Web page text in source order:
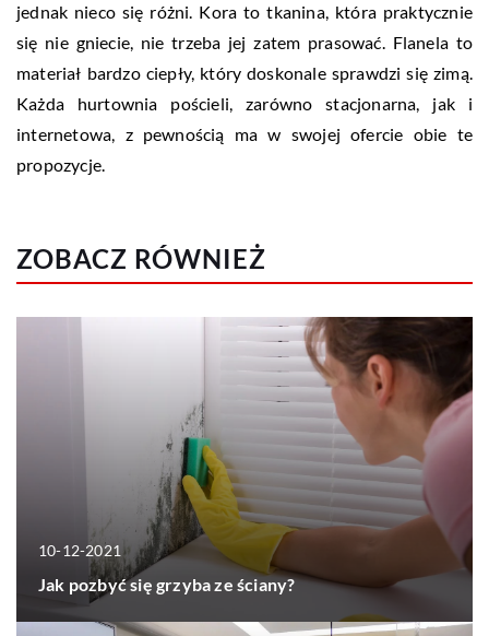
jednak nieco się różni. Kora to tkanina, która praktycznie
się nie gniecie, nie trzeba jej zatem prasować. Flanela to
materiał bardzo ciepły, który doskonale sprawdzi się zimą.
Każda hurtownia pościeli, zarówno stacjonarna, jak i
internetowa, z pewnością ma w swojej ofercie obie te
propozycje.
ZOBACZ RÓWNIEŻ
10-12-2021
Jak pozbyć się grzyba ze ściany?